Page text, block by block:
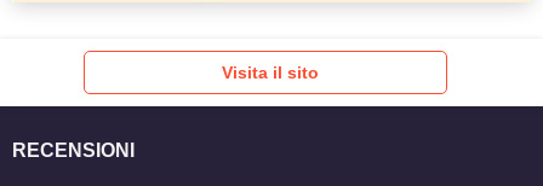
Visita il sito
RECENSIONI